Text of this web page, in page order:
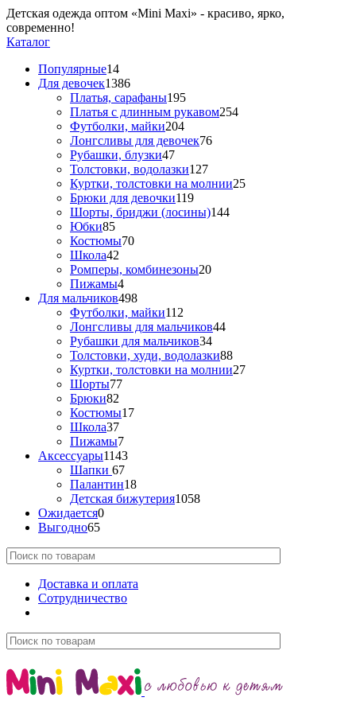
Детская одежда оптом «Mini Maxi» - красиво, ярко,
современно!
Каталог
Популярные14
Для девочек1386
Платья, сарафаны195
Платья с длинным рукавом254
Футболки, майки204
Лонгсливы для девочек76
Рубашки, блузки47
Толстовки, водолазки127
Куртки, толстовки на молнии25
Брюки для девочки119
Шорты, бриджи (лосины)144
Юбки85
Костюмы70
Школа42
Ромперы, комбинезоны20
Пижамы4
Для мальчиков498
Футболки, майки112
Лонгсливы для мальчиков44
Рубашки для мальчиков34
Толстовки, худи, водолазки88
Куртки, толстовки на молнии27
Шорты77
Брюки82
Костюмы17
Школа37
Пижамы7
Аксессуары1143
Шапки 67
Палантин18
Детская бижутерия1058
Ожидается0
Выгодно65
Доставка и оплата
Сотрудничество